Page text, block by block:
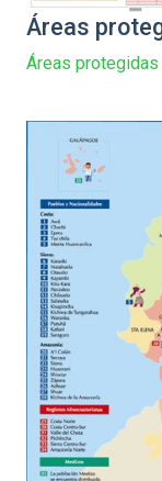
Áreas
Áreas